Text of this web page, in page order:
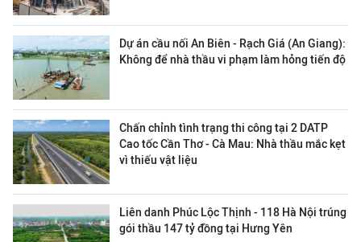
Dự án cầu nối An Biên - Rạch Giá (An Giang):
Không để nhà thầu vi phạm làm hỏng tiến độ
Chấn chỉnh tình trạng thi công tại 2 DATP
Cao tốc Cần Thơ - Cà Mau: Nhà thầu mắc kẹt
vì thiếu vật liệu
Liên danh Phúc Lộc Thịnh - 118 Hà Nội trúng
gói thầu 147 tỷ đồng tại Hưng Yên